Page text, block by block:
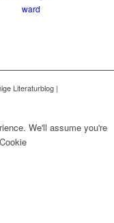
ward
Literaturblog |
We'll assume you're
Cookie